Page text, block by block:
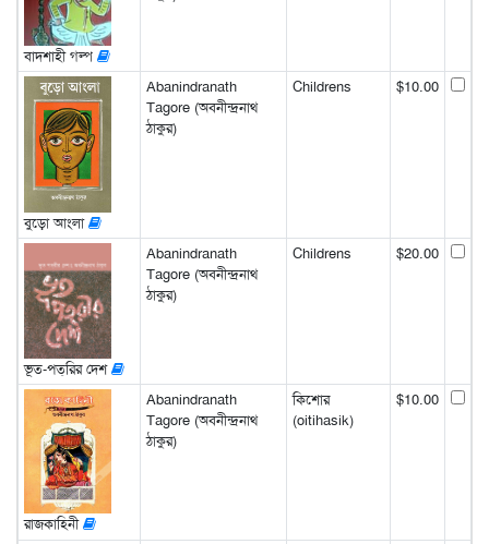
বাদশাহী গল্প
বুড়ো আংলা
Abanindranath
Tagore (অবনীন্দ্রনাথ
ঠাকুর)
Childrens $10.00
ভূত-পত্‌রির দেশ
Abanindranath
Tagore (অবনীন্দ্রনাথ
ঠাকুর)
Childrens $20.00
রাজকাহিনী
Abanindranath
Tagore (অবনীন্দ্রনাথ
ঠাকুর)
কিশোর
(oitihasik)
$10.00